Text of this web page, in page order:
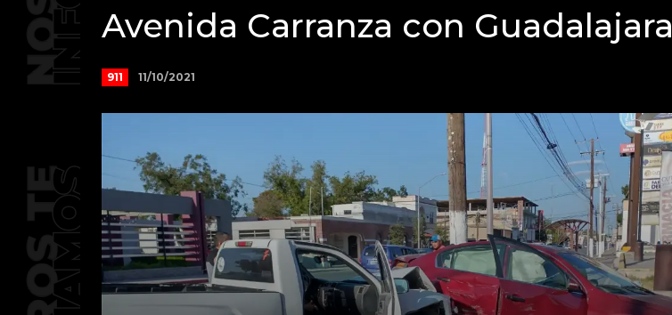
Avenida Carranza con Guadalajara
911 11/10/2021